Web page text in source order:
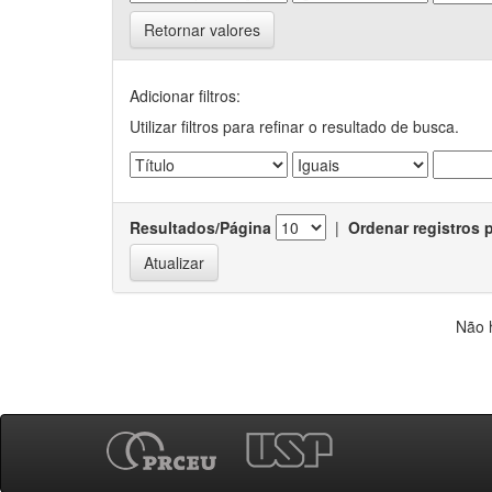
Retornar valores
Adicionar filtros:
Utilizar filtros para refinar o resultado de busca.
Resultados/Página | Ordenar registros
Não